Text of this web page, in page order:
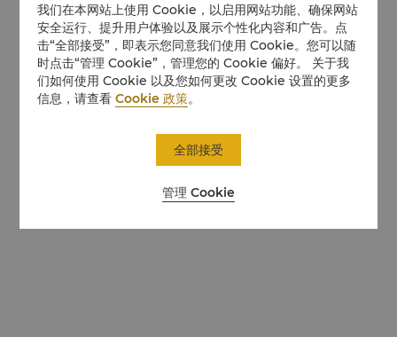
我们在本网站上使用 Cookie，以启用网站功能、确保网站
安全运行、提升用户体验以及展示个性化内容和广告。点
击“全部接受”，即表示您同意我们使用 Cookie。您可以随
时点击“管理 Cookie”，管理您的 Cookie 偏好。 关于我
们如何使用 Cookie 以及您如何更改 Cookie 设置的更多
信息，请查看Cookie 政策。
管理 Cookie
全部接受